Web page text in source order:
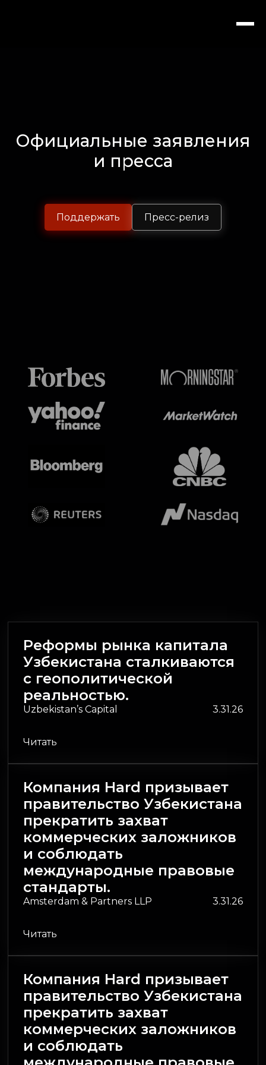
Официальные заявления
и пресса
Поддержать Пресс-релиз
Реформы рынка капитала
Узбекистана сталкиваются
с геополитической
реальностью.
Uzbekistan’s Capital 3.31.26
Читать
Компания Hard призывает
правительство Узбекистана
прекратить захват
коммерческих заложников
и соблюдать
международные правовые
стандарты.
Amsterdam & Partners LLP 3.31.26
Читать
Компания Hard призывает
правительство Узбекистана
прекратить захват
коммерческих заложников
и соблюдать